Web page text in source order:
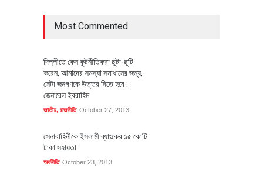
Most Commented
দিল্লীতে কেন কুটনীতিকরা ছুটা-ছুটি
করেন, আমাদের সমস্যা সমাধানের জন্য,
সেটা জনগণকে উত্তর দিতে হবে :
জেনারেল ইবরাহিম
জাতীয়, রাজনীতি October 27, 2013
সেনাবাহিনীকে ইসলামী ব্যাংকের ১৫ কোটি
টাকা সহায়তা
অর্থনীতি October 23, 2013